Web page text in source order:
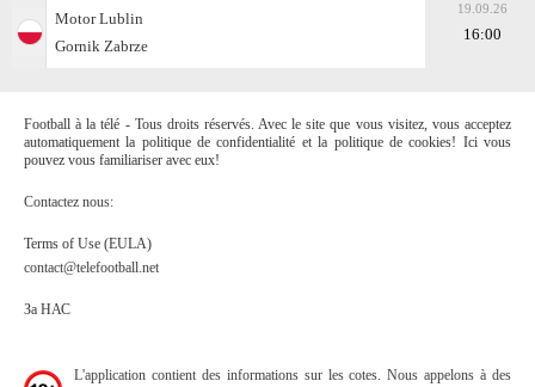
Motor Lublin
Gornik Zabrze
19.09.26
16:00
Football à la télé - Tous droits réservés. Avec le site que vous visitez, vous acceptez
automatiquement la politique de confidentialité et la politique de cookies! Ici vous
pouvez vous familiariser avec eux!
Contactez nous:
Terms of Use (EULA)
contact@telefootball.net
За НАС
L'application contient des informations sur les cotes. Nous appelons à des